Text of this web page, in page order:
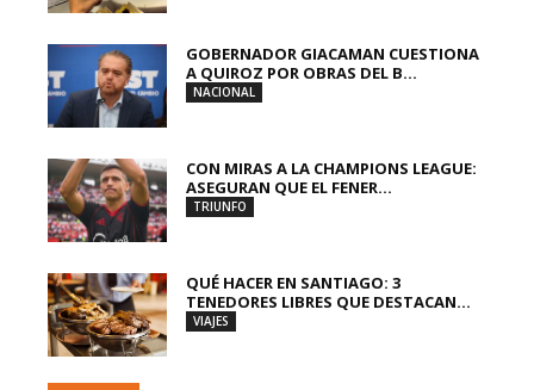
GOBERNADOR GIACAMAN CUESTIONA
A QUIROZ POR OBRAS DEL B...
NACIONAL
CON MIRAS A LA CHAMPIONS LEAGUE:
ASEGURAN QUE EL FENER...
TRIUNFO
QUÉ HACER EN SANTIAGO: 3
TENEDORES LIBRES QUE DESTACAN...
VIAJES